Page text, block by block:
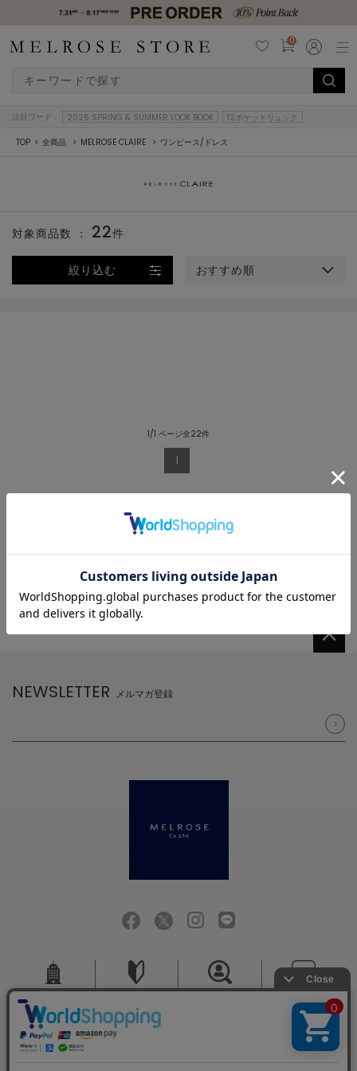
0
注目ワード： 2026 SPRING & SUMMER LOOK BOOK 12ポケットリュック
TOP 全商品 MELROSE CLAIRE ワンピース/ドレス
絞り込む おすすめ順
対象商品数 ： 22件
1/1 ページ全22件
1
NEWSLETTER メルマガ登録
会社概要 お問い合せ
ご利用規約 特定商取引法に基づく表記